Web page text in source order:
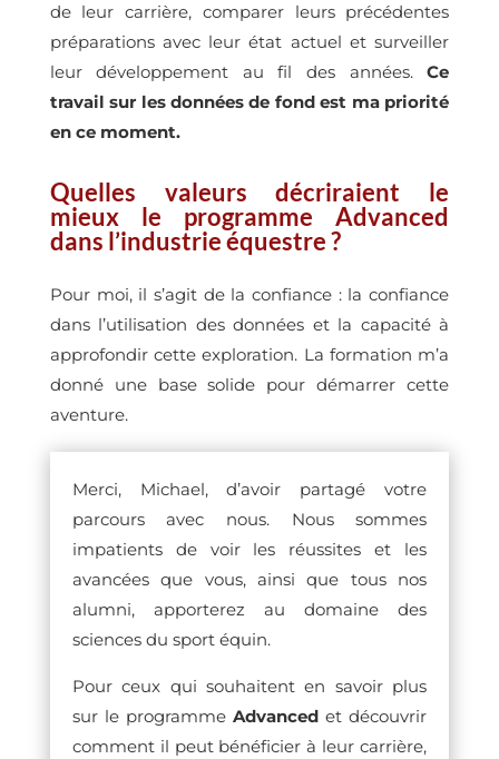
de leur carrière, comparer leurs précédentes
préparations avec leur état actuel et surveiller
leur développement au fil des années.Ce
travail sur les données de fond est ma priorité
en ce moment.
Quelles valeurs décriraient le
mieux le programme Advanced
dans l’industrie équestre ?
Pour moi, il s’agit de la confiance : la confiance
dans l’utilisation des données et la capacité à
approfondir cette exploration. La formation m’a
donné une base solide pour démarrer cette
aventure.
Merci, Michael, d’avoir partagé votre
parcours avec nous. Nous sommes
impatients de voir les réussites et les
avancées que vous, ainsi que tous nos
alumni, apporterez au domaine des
sciences du sport équin.
Pour ceux qui souhaitent en savoir plus
sur le programmeAdvanced et découvrir
comment il peut bénéficier à leur carrière,